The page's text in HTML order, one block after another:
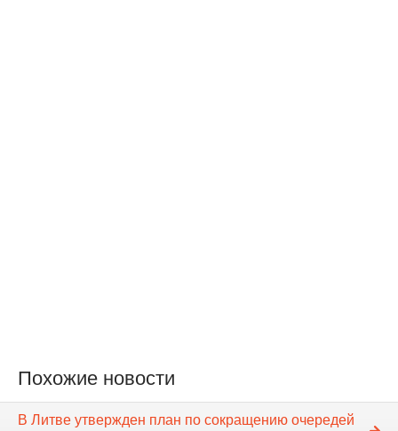
Похожие новости
В Литве утвержден план по сокращению очередей